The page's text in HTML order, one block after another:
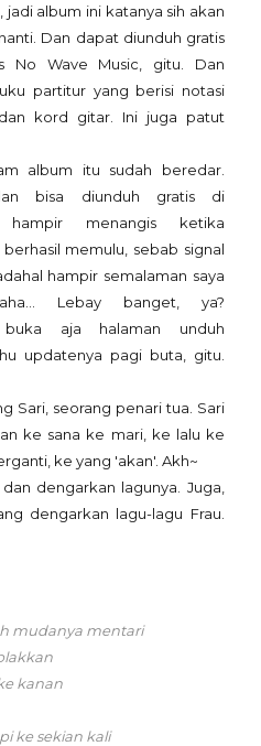
jadi album ini katanya sih akan
Dan dapat diunduh gratis
No Wave Music, gitu. Dan
partitur yang berisi notasi
kord gitar. Ini juga patut
album itu sudah beredar.
bisa diunduh gratis di
hampir menangis ketika
memulu, sebab signal
hampir semalaman saya
Lebay banget, ya?
aja halaman unduh
updatenya pagi buta, gitu.
Sari, seorang penari tua. Sari
ke sana ke mari, ke lalu ke
ke yang 'akan'. Akh~
dengarkan lagunya. Juga,
dengarkan lagu-lagu Frau.
mudanya mentari
kanan
ke sekian kali